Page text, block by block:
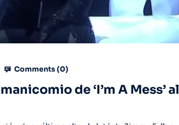
Comments (0)
de ‘I’m A Mess’ al